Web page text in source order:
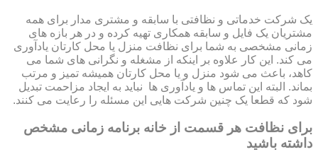
یک شرکت خدماتی و نظافتی با سابقه و مشتری مدار برای همه
مشتریان یک فایل و سابقه همکاری تهیه کرده و در هر بازه های
زمانی مشخصی به شما برای نظافت منزل یا محل کارتان یادآوری
می کند. این کار علاوه بر اینکه از مشغله و نگرانی های شما می
کاهد، باعث می شود منزل و یا محل کارتان همیشه تمیز و مرتب
بماند. البته این تماس ها و یادآوری ها نباید به ایجاد مزاحمت تبدیل
شود که قطعا یک چنین شرکت هایی این مسئله را رعایت می کنند.
برای نظافت هر قسمت از خانه برنامه زمانی مشخص
داشته باشید